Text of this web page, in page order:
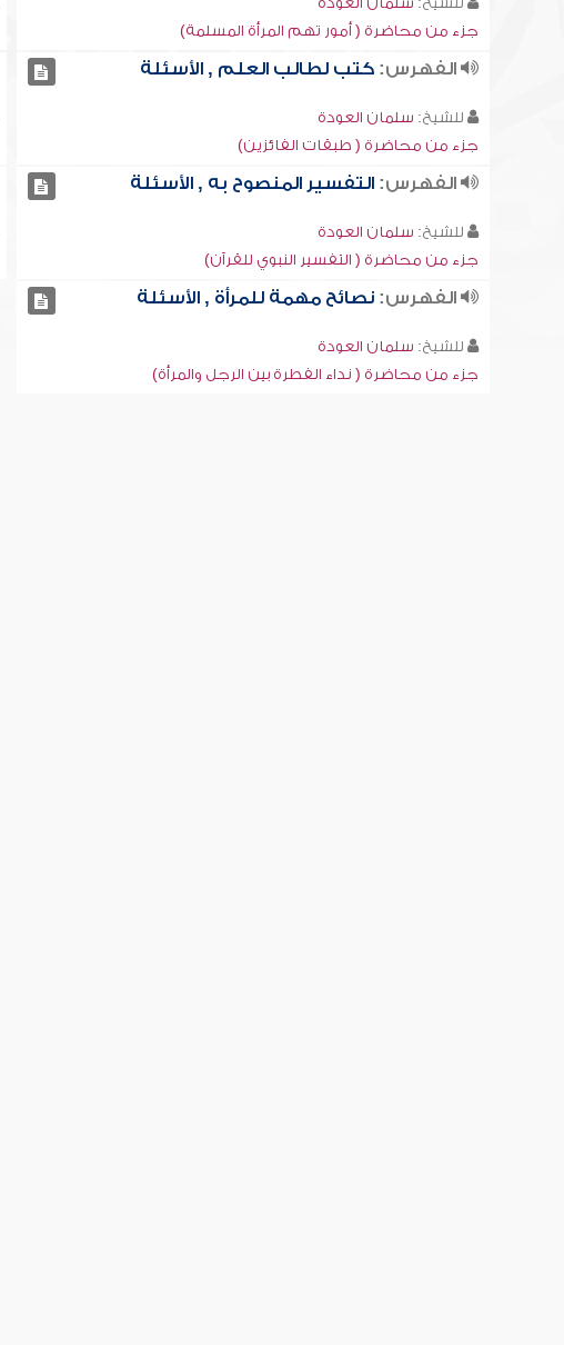
جزء من محاضرة ( أمور تهم المرأة المسلمة)
الفهرس:كتب لطالب العلم , الأسئلة
للشيخ: سلمان العودة
جزء من محاضرة ( طبقات الفائزين)
الفهرس:التفسير المنصوح به , الأسئلة
للشيخ: سلمان العودة
جزء من محاضرة ( التفسير النبوي للقرآن)
الفهرس:نصائح مهمة للمرأة , الأسئلة
للشيخ: سلمان العودة
جزء من محاضرة ( نداء الفطرة بين الرجل والمرأة)